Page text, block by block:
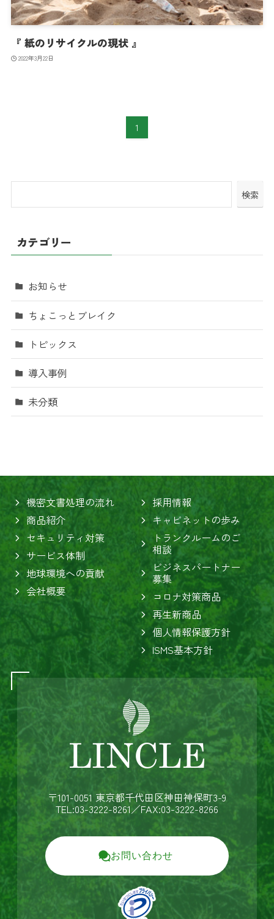
『 紙のリサイクルの現状 』
2022年3月22日
1
検索
カテゴリー
お知らせ
ちょこっとブレイク
トピックス
導入事例
未分類
機密文書処理の流れ
商品紹介
セキュリティ対策
サービス体制
地球環境への貢献
会社概要
採用情報
キャビネットの歩み
トランクルームのご
相談
ビジネスパートナー
募集
コロナ対策商品
再生新商品
個人情報保護方針
ISMS基本方針
〒101-0051 東京都千代田区神田神保町3-9
TEL:03-3222-8261／FAX:03-3222-8266
お問い合わせ